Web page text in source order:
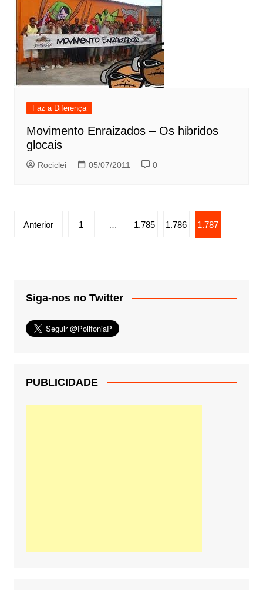
Faz a Diferença
Movimento Enraizados – Os hibridos
glocais
Rociclei 05/07/2011 0
Paginação
Anterior 1 … 1.785 1.786 1.787
Siga-nos no Twitter
PUBLICIDADE